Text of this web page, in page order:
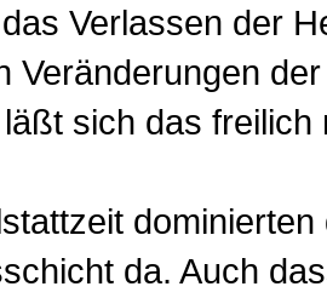
Verlassen der
Veränderungen
sich das
da. Auch